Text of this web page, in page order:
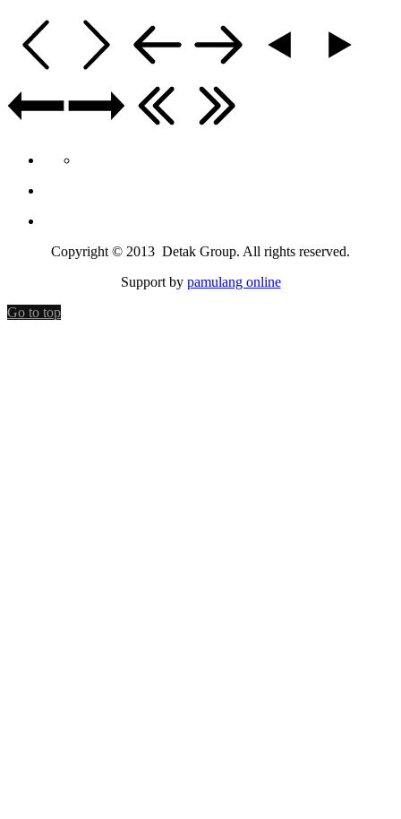
Copyright © 2013 Detak Group. All rights reserved.
Support by pamulang online
Go to top